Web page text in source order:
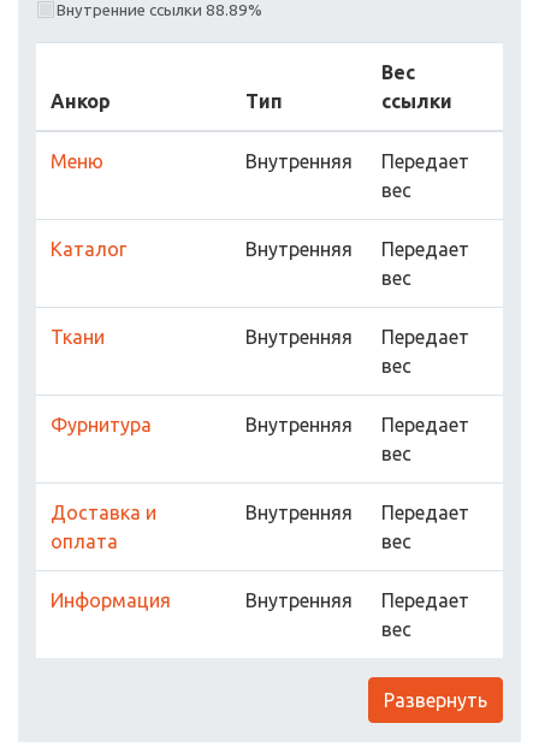
Внутренние ссылки 88.89%
Анкор Тип
Вес
ссылки
Меню Внутренняя
Передает
вес
Каталог Внутренняя
Передает
вес
Ткани Внутренняя
Передает
вес
Фурнитура Внутренняя
Передает
вес
Доставка и
оплата
Внутренняя
Передает
вес
Информация Внутренняя
Передает
вес
Развернуть